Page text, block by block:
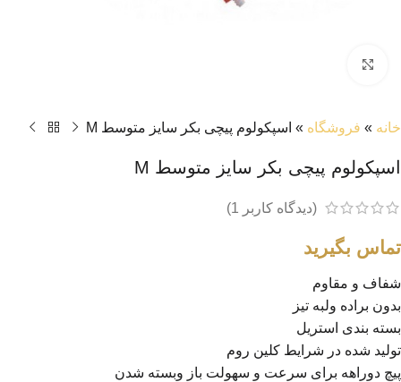
خانه » فروشگاه » اسپکولوم پیچی بکر سایز متوسط M
اسپکولوم پیچی بکر سایز متوسط M
(دیدگاه کاربر 1
)
تماس بگیرید
شفاف و مقاوم
بدون براده ولبه تیز
بسته بندی استریل
تولید شده در شرایط کلین روم
پیچ دوراهه برای سرعت و سهولت باز وبسته شدن